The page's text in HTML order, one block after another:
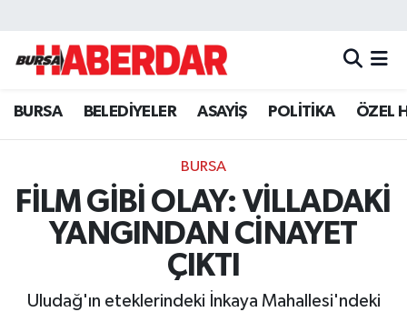
BURSA BELEDİYELER ASAYİŞ POLİTİKA ÖZEL
BURSA
FİLM GİBİ OLAY: VİLLADAKİ
YANGINDAN CİNAYET
ÇIKTI
Uludağ'ın eteklerindeki İnkaya Mahallesi'ndeki
Hava Durumu
Trafik Durumu
Süper Lig Puan Durumu ve Fikstür
Tüm Manşetler
Son Dakika Haberleri
Haber Arşivi